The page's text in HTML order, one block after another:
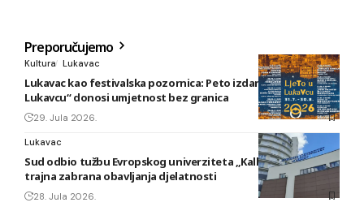
Preporučujemo
Kultura Lukavac
Lukavac kao festivalska pozornica: Peto izdanje „Ljeta u
Lukavcu“ donosi umjetnost bez granica
29. Jula 2026.
Lukavac
Sud odbio tužbu Evropskog univerziteta „Kallos“: Ostaje
trajna zabrana obavljanja djelatnosti
28. Jula 2026.